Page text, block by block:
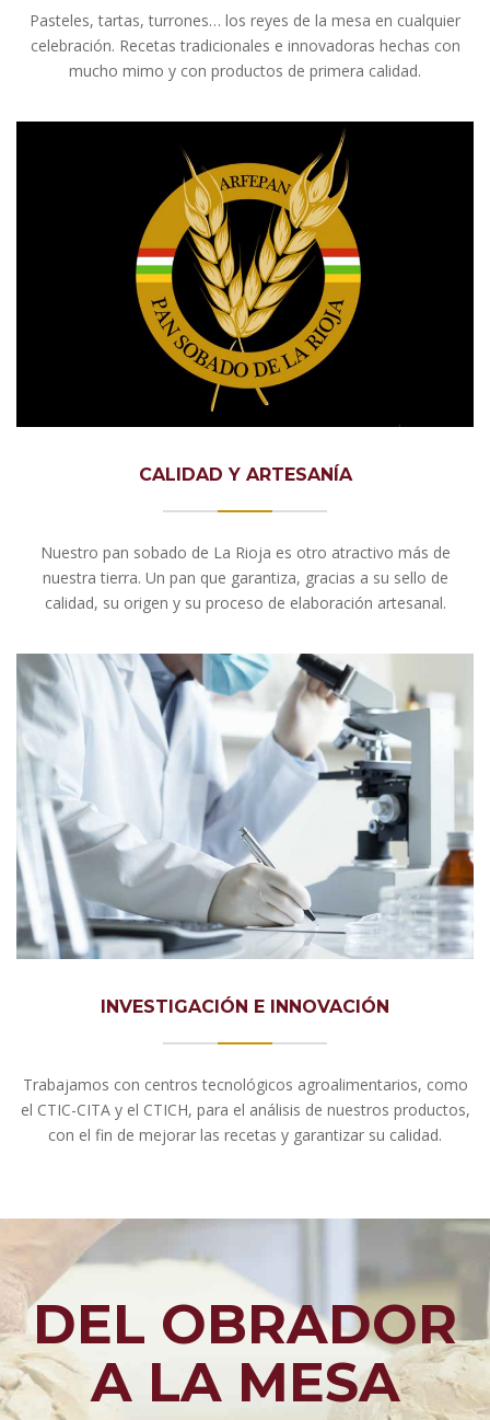
Pasteles, tartas, turrones… los reyes de la mesa en cualquier
celebración. Recetas tradicionales e innovadoras hechas con
mucho mimo y con productos de primera calidad.
CALIDAD Y ARTESANÍA
Nuestro pan sobado de La Rioja es otro atractivo más de
nuestra tierra. Un pan que garantiza, gracias a su sello de
calidad, su origen y su proceso de elaboración artesanal.
INVESTIGACIÓN E INNOVACIÓN
Trabajamos con centros tecnológicos agroalimentarios, como
el CTIC-CITA y el CTICH, para el análisis de nuestros productos,
con el fin de mejorar las recetas y garantizar su calidad.
DEL OBRADOR
A LA MESA